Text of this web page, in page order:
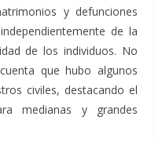
y defunciones
de la
de los individuos. No
que hubo algunos
civiles, destacando el
medianas y grandes